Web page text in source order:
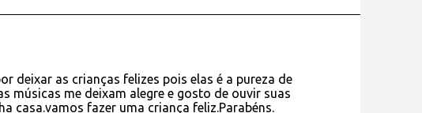
deixar as crianças felizes pois elas é a pureza de
músicas me deixam alegre e gosto de ouvir suas
casa.vamos fazer uma criança feliz.Parabéns.